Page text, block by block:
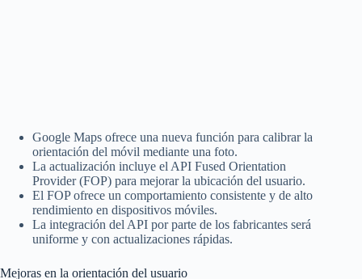
Google Maps ofrece una nueva función para calibrar la
orientación del móvil mediante una foto.
La actualización incluye el API Fused Orientation
Provider (FOP) para mejorar la ubicación del usuario.
El FOP ofrece un comportamiento consistente y de alto
rendimiento en dispositivos móviles.
La integración del API por parte de los fabricantes será
uniforme y con actualizaciones rápidas.
Mejoras en la orientación del usuario